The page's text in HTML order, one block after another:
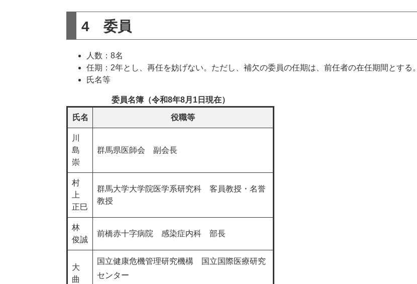
4 委員
人数：8名
任期：2年とし、再任を妨げない。ただし、補欠の委員の任期は、前任者の在任期間とする。
氏名等
委員名簿（令和8年8月1日現在）
氏名 役職等
川
島
崇
群馬県医師会 副会長
村
上
正巳
群馬大学大学院医学系研究科 客員教授・名誉
教授
林
俊誠
前橋赤十字病院 感染症内科 部長
大
曲
国立健康危機管理研究機構 国立国際医療研究
センター